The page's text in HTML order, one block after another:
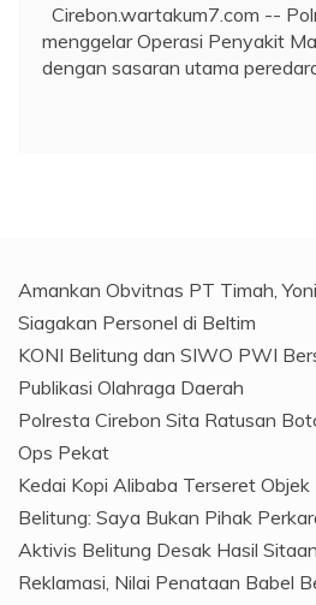
Cirebon.wartakum7.com --
menggelar Operasi Penyakit
dengan sasaran utama
Amankan Obvitnas PT Timah,
Siagakan Personel di Beltim
KONI Belitung dan SIWO PWI
Publikasi Olahraga Daerah
Polresta Cirebon Sita Ratusan
Ops Pekat
Kedai Kopi Alibaba Terseret Objek
Belitung: Saya Bukan Pihak
Aktivis Belitung Desak Hasil
Reklamasi, Nilai Penataan Babel